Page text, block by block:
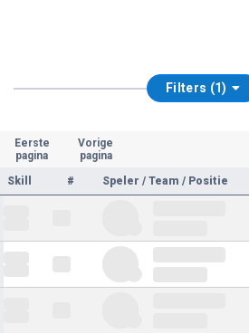
Filters (1)
Eerste
pagina
Vorige
pagina
Skill
# Speler / Team / Positie